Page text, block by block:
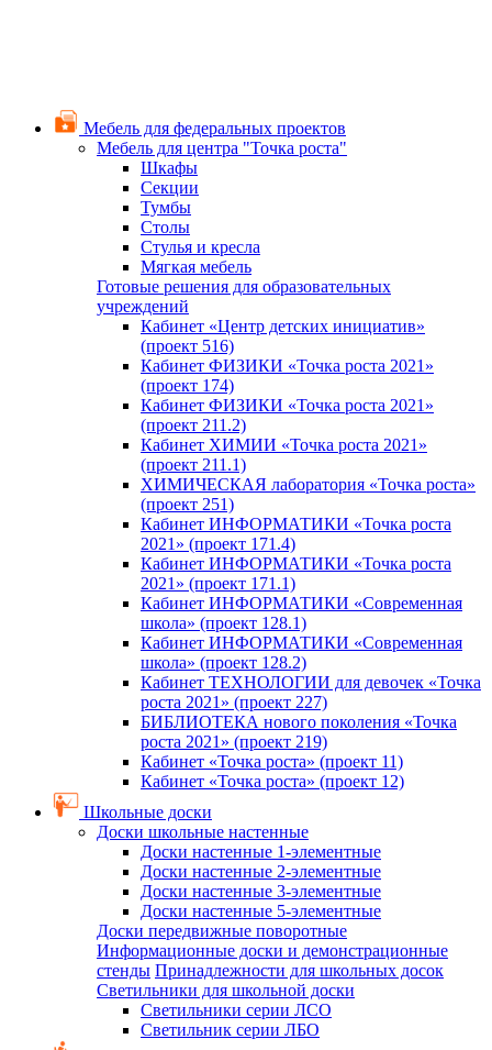
Мебель для федеральных проектов
Мебель для центра "Точка роста"
Шкафы
Секции
Тумбы
Столы
Стулья и кресла
Мягкая мебель
Готовые решения для образовательных
учреждений
Кабинет «Центр детских инициатив»
(проект 516)
Кабинет ФИЗИКИ «Точка роста 2021»
(проект 174)
Кабинет ФИЗИКИ «Точка роста 2021»
(проект 211.2)
Кабинет ХИМИИ «Точка роста 2021»
(проект 211.1)
ХИМИЧЕСКАЯ лаборатория «Точка роста»
(проект 251)
Кабинет ИНФОРМАТИКИ «Точка роста
2021» (проект 171.4)
Кабинет ИНФОРМАТИКИ «Точка роста
2021» (проект 171.1)
Кабинет ИНФОРМАТИКИ «Современная
школа» (проект 128.1)
Кабинет ИНФОРМАТИКИ «Современная
школа» (проект 128.2)
Кабинет ТЕХНОЛОГИИ для девочек «Точка
роста 2021» (проект 227)
БИБЛИОТЕКА нового поколения «Точка
роста 2021» (проект 219)
Кабинет «Точка роста» (проект 11)
Кабинет «Точка роста» (проект 12)
Школьные доски
Доски школьные настенные
Доски настенные 1-элементные
Доски настенные 2-элементные
Доски настенные 3-элементные
Доски настенные 5-элементные
Доски передвижные поворотные
Информационные доски и демонстрационные
стенды Принадлежности для школьных досок
Светильники для школьной доски
Светильники серии ЛСО
Светильник серии ЛБО